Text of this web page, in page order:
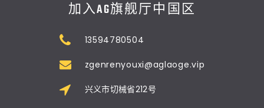
加入AG旗舰厅中国区
13594780504
zgenrenyouxi@aglaoge.vip
兴义市切械省212号